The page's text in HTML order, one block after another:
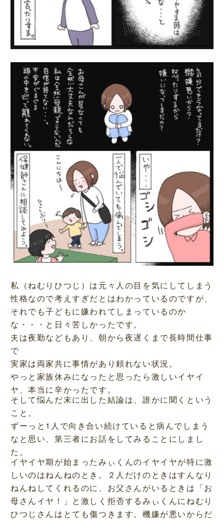
私（ねむりひつじ）は元々人の目を気にしてしまう
性格なので考えすぎだとはわかっているのですが、
それでも子どもに嫌われてしまっているのか
な・・・と日々苦しかったです。
夫は夜勤などもあり、朝から夜遅くまで長時間仕事
で
実家は両家共に事情があり頼れない状況。
やっと家族休みになったと思ったら激しいイヤイ
ヤ、本当に辛かったです。
そして悩んだ末に出した結論は、誰かに聞くという
こと。
ずーっと1人で向き合い続けていると病んでしまう
なと思い、第三者にお話をしてみることにしまし
た。
イヤイヤ期が始まったみぃくんのイヤイヤが特に激
しいのはねんねのとき。２人だけのときはすんなり
ねんねしてくれるのに、お父さんがいるときは「お
母さんイヤ！」と激しく拒否するみぃくんにねむり
ひつじさんはとても傷つきます。機嫌が悪いからだ